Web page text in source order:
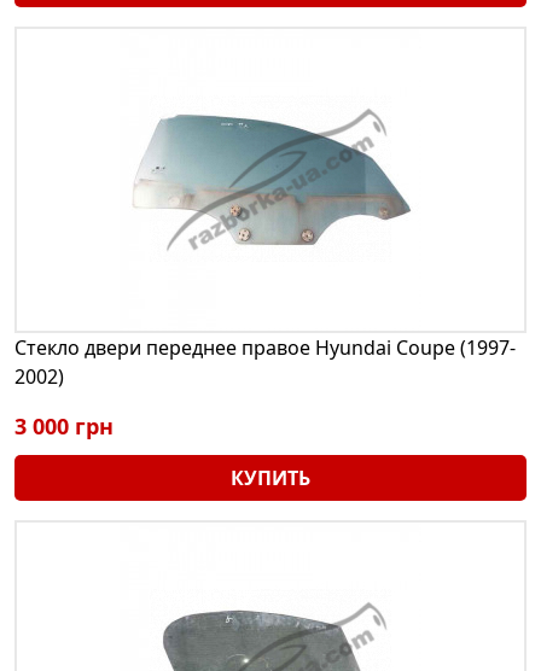
Стекло двери переднее правое Hyundai Coupe (1997-
2002)
3 000 грн
КУПИТЬ